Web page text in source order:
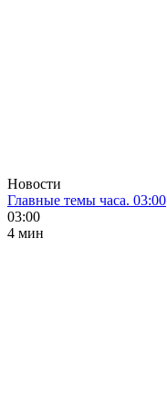
Новости
Главные темы часа. 03:00
03:00
4 мин